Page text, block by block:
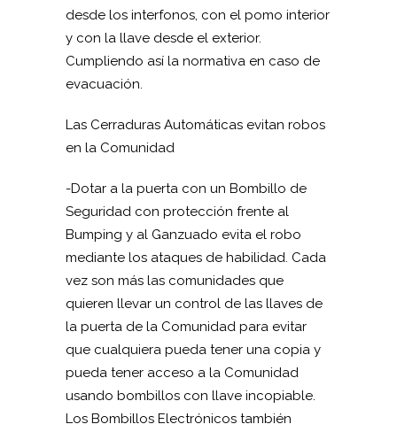
desde los interfonos, con el pomo interior
y con la llave desde el exterior.
Cumpliendo así la normativa en caso de
evacuación.
Las Cerraduras Automáticas evitan robos
en la Comunidad
-Dotar a la puerta con un Bombillo de
Seguridad con protección frente al
Bumping y al Ganzuado evita el robo
mediante los ataques de habilidad. Cada
vez son más las comunidades que
quieren llevar un control de las llaves de
la puerta de la Comunidad para evitar
que cualquiera pueda tener una copia y
pueda tener acceso a la Comunidad
usando bombillos con llave incopiable.
Los Bombillos Electrónicos también